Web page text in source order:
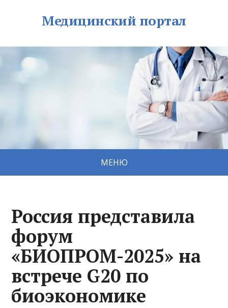
Медицинский портал
МЕНЮ
Россия представила
форум
«БИОПРОМ-2025» на
встрече G20 по
биоэкономике